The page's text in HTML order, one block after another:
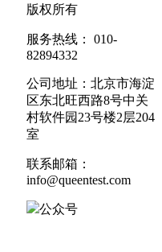
版权所有
服务热线： 010-
82894332
公司地址：北京市海淀
区东北旺西路8号中关
村软件园23号楼2层204
室
联系邮箱：
info@queentest.com
公众号